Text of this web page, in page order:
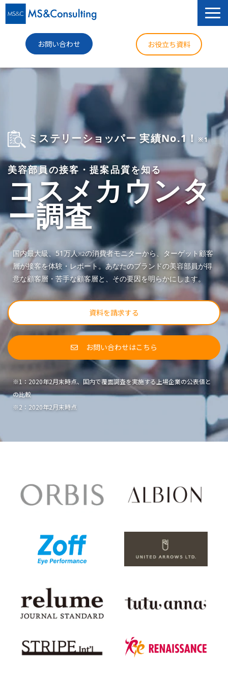
お問い合わせ お役立ち資料
コラム
ニュース
企業情報
ミステリーショッパー 実績No.1！ ※1
美容部員の接客・提案品質を知る
コスメカウンタ
ー調査
国内最大級、51万人※2の消費者モニターから、ターゲット顧客
層が接客を体験・レポート。あなたのブランドの美容部員が得
意な顧客層・苦手な顧客層と、その要因を明らかにします。
資料を請求する
お問い合わせはこちら
※1：2020年2月末時点、国内で覆面調査を実施する上場企業の公表値と
の比較
※2：2020年2月末時点